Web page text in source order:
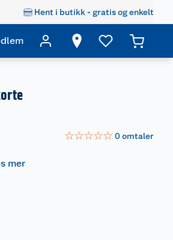
Hent i butikk - gratis og enkelt
☆☆☆☆☆ 0omtaler
mer